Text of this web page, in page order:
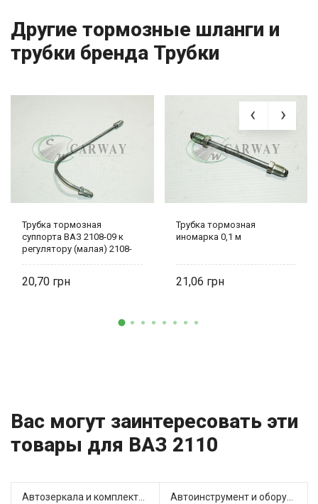
Другие тормозные шланги и
трубки бренда Трубки
Трубка тормозная
суппорта ВАЗ 2108-09 к
регулятору (малая) 2108-
20,70
Трубка тормозная
иномарка 0,1 м
21,06
Вас могут заинтересовать эти
товары для ВАЗ 2110
Автозеркала и комплектующие (4) Автоинструмент и оборудование (3)